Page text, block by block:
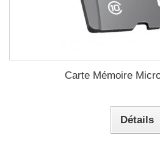
Carte Mémoire
Détails